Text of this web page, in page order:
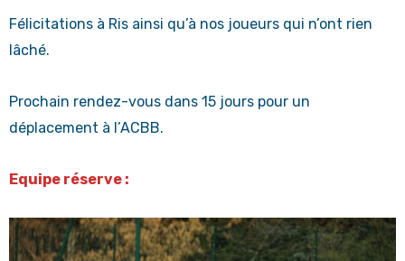
Félicitations à Ris ainsi qu’à nos joueurs qui n’ont rien
lâché.
Prochain rendez-vous dans 15 jours pour un
déplacement à l’ACBB.
Equipe réserve :